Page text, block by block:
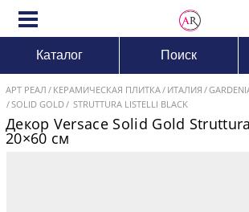
Каталог Поиск
АРТ РЕАЛ КЕРАМИЧЕСКАЯ ПЛИТКА ИТАЛИЯ
SOLID GOLD
STRUTTURA LISTELLI BLACK
Декор Versace Solid Gold
20×60 см